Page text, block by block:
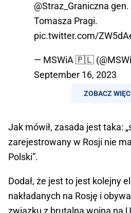
@Straz_Graniczna gen.
Tomasza Pragi.
pic.twitter.com/
— MSWiA 🇵🇱
September 16, 2023
ZOBACZ
Jak mówił, zasada jest taka:
zarejestrowany w Rosji nie
Polski”.
Dodał, że jest to jest kolejny
nakładanych na Rosję i
związku z brutalną wojną na